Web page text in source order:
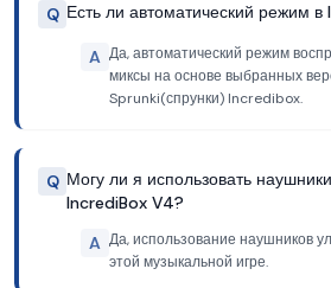
Q Есть ли автоматический режим
A Да, автоматический режим
миксы на основе выбранных
Sprunki(спрунки) Incredibox.
Q Могу ли я использовать
IncrediBox V4?
A Да, использование наушников
этой музыкальной игре.